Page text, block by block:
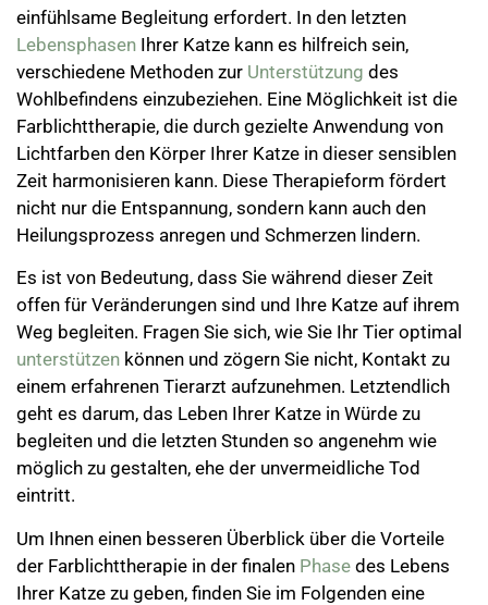
einfühlsame Begleitung erfordert. In den letzten
Lebensphasen Ihrer Katze kann es hilfreich sein,
verschiedene Methoden zur Unterstützung des
Wohlbefindens einzubeziehen. Eine Möglichkeit ist die
Farblichttherapie, die durch gezielte Anwendung von
Lichtfarben den Körper Ihrer Katze in dieser sensiblen
Zeit harmonisieren kann. Diese Therapieform fördert
nicht nur die Entspannung, sondern kann auch den
Heilungsprozess anregen und Schmerzen lindern.
Es ist von Bedeutung, dass Sie während dieser Zeit
offen für Veränderungen sind und Ihre Katze auf ihrem
Weg begleiten. Fragen Sie sich, wie Sie Ihr Tier optimal
unterstützen können und zögern Sie nicht, Kontakt zu
einem erfahrenen Tierarzt aufzunehmen. Letztendlich
geht es darum, das Leben Ihrer Katze in Würde zu
begleiten und die letzten Stunden so angenehm wie
möglich zu gestalten, ehe der unvermeidliche Tod
eintritt.
Um Ihnen einen besseren Überblick über die Vorteile
der Farblichttherapie in der finalen Phase des Lebens
Ihrer Katze zu geben, finden Sie im Folgenden eine